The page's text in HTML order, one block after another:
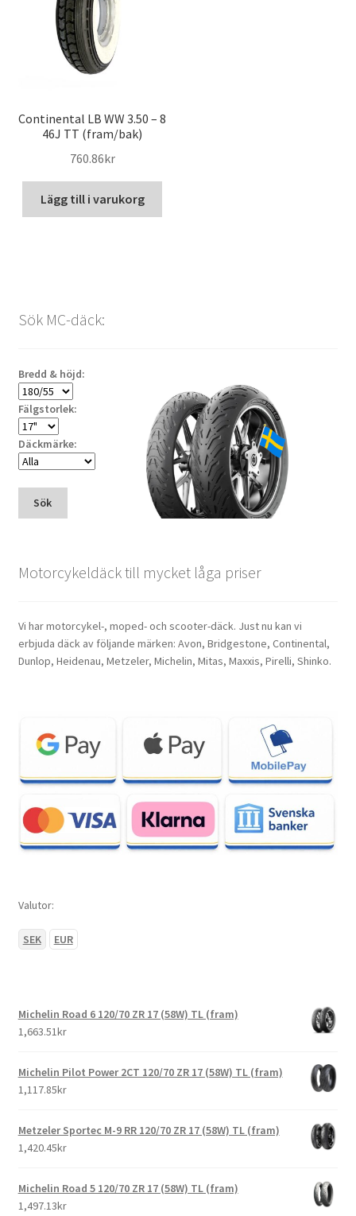
Continental LB WW 3.50 – 8
46J TT (fram/bak)
760.86kr
Lägg till i varukorg
Sök MC-däck:
Bredd & höjd:
Fälgstorlek:
Däckmärke:
Sök
Motorcykeldäck till mycket låga priser
Vi har motorcykel-, moped- och scooter-däck. Just nu kan vi
erbjuda däck av följande märken: Avon, Bridgestone, Continental,
Dunlop, Heidenau, Metzeler, Michelin, Mitas, Maxxis, Pirelli, Shinko.
Valutor:
SEK EUR
Michelin Road 6 120/70 ZR 17 (58W) TL (fram)
1,663.51kr
Michelin Pilot Power 2CT 120/70 ZR 17 (58W) TL (fram)
1,117.85kr
Metzeler Sportec M-9 RR 120/70 ZR 17 (58W) TL (fram)
1,420.45kr
Michelin Road 5 120/70 ZR 17 (58W) TL (fram)
1,497.13kr